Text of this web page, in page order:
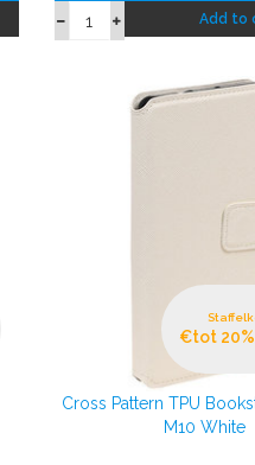
Add to
€tot
Cross Pattern TPU
M10 White